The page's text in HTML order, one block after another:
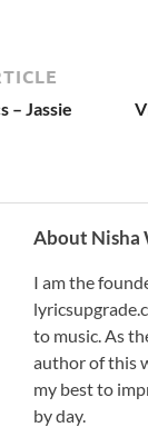
– Jassie
About Nisha
I am the
to music. As
author of this
my best to
by day.